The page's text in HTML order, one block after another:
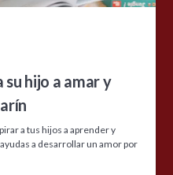
hijo a amar y
a tus hijos a aprender y
a desarrollar un amor por